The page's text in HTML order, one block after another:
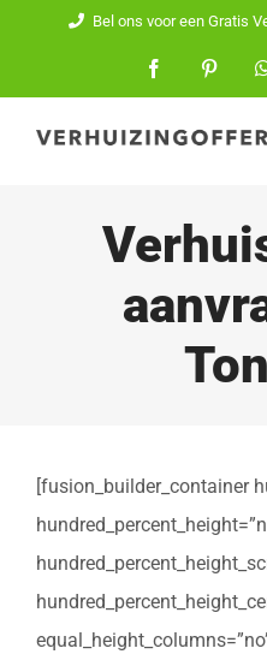
inhoud
Bel ons voor een Gratis
Facebook
[fusion_builder_container